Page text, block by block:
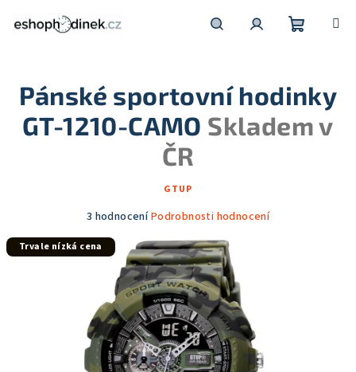
košík
Pánské sportovní hodinky
GT-1210-CAMO Skladem v
ČR
GTUP
Průměrné
produktu
hvězdiček.
3 hodnoceníPodrobnosti hodnocení
Trvale nízká cena